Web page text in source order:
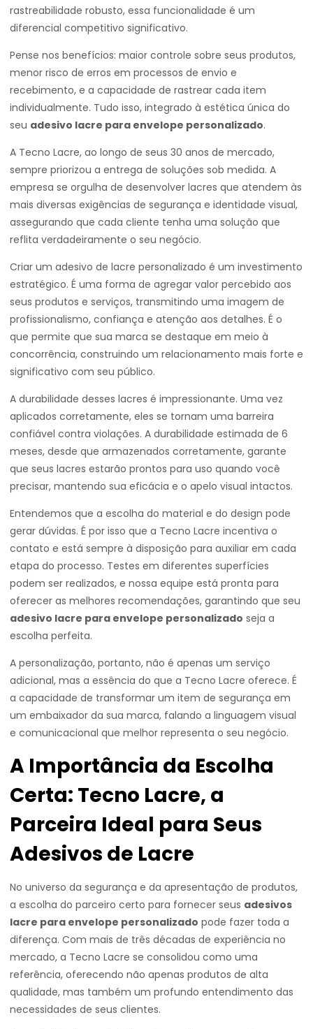
rastreabilidade robusto, essa funcionalidade é um
diferencial competitivo significativo.
Pense nos benefícios: maior controle sobre seus produtos,
menor risco de erros em processos de envio e
recebimento, e a capacidade de rastrear cada item
individualmente. Tudo isso, integrado à estética única do
seu adesivo lacre para envelope personalizado.
A Tecno Lacre, ao longo de seus 30 anos de mercado,
sempre priorizou a entrega de soluções sob medida. A
empresa se orgulha de desenvolver lacres que atendem às
mais diversas exigências de segurança e identidade visual,
assegurando que cada cliente tenha uma solução que
reflita verdadeiramente o seu negócio.
Criar um adesivo de lacre personalizado é um investimento
estratégico. É uma forma de agregar valor percebido aos
seus produtos e serviços, transmitindo uma imagem de
profissionalismo, confiança e atenção aos detalhes. É o
que permite que sua marca se destaque em meio à
concorrência, construindo um relacionamento mais forte e
significativo com seu público.
A durabilidade desses lacres é impressionante. Uma vez
aplicados corretamente, eles se tornam uma barreira
confiável contra violações. A durabilidade estimada de 6
meses, desde que armazenados corretamente, garante
que seus lacres estarão prontos para uso quando você
precisar, mantendo sua eficácia e o apelo visual intactos.
Entendemos que a escolha do material e do design pode
gerar dúvidas. É por isso que a Tecno Lacre incentiva o
contato e está sempre à disposição para auxiliar em cada
etapa do processo. Testes em diferentes superfícies
podem ser realizados, e nossa equipe está pronta para
oferecer as melhores recomendações, garantindo que seu
adesivo lacre para envelope personalizado seja a
escolha perfeita.
A personalização, portanto, não é apenas um serviço
adicional, mas a essência do que a Tecno Lacre oferece. É
a capacidade de transformar um item de segurança em
um embaixador da sua marca, falando a linguagem visual
e comunicacional que melhor representa o seu negócio.
A Importância da Escolha
Certa: Tecno Lacre, a
Parceira Ideal para Seus
Adesivos de Lacre
No universo da segurança e da apresentação de produtos,
a escolha do parceiro certo para fornecer seus adesivos
lacre para envelope personalizado pode fazer toda a
diferença. Com mais de três décadas de experiência no
mercado, a Tecno Lacre se consolidou como uma
referência, oferecendo não apenas produtos de alta
qualidade, mas também um profundo entendimento das
necessidades de seus clientes.